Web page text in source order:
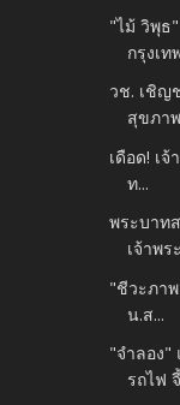
"ไม้ วิพุธ
กรุงเ
วช. เชิญ
สุขภา
เดือด! เ
ท...
พระบาท
เจ้าพร
"ชีวะภา
น.ส...
"จำลอง"
รถไฟ